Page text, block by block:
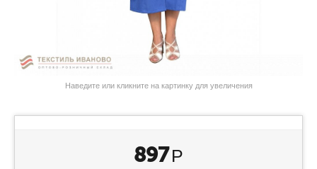
Наведите или кликните на картинку для увеличения
897 Р